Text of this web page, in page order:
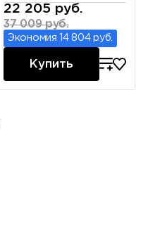
22 205 руб.
37 009 руб.
Экономия 14 804 руб.
Купить